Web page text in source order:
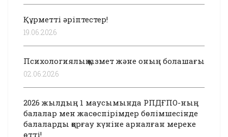
Құрметті әріптестер!
19.06.2026
Психологиялық қызмет және оның болашағы
02.06.2026
2026 жылдың 1 маусымында РПДҒПО-ның
балалар мен жасөспірімдер бөлімшесінде
балаларды қорғау күніне арналған мереке
өтті!